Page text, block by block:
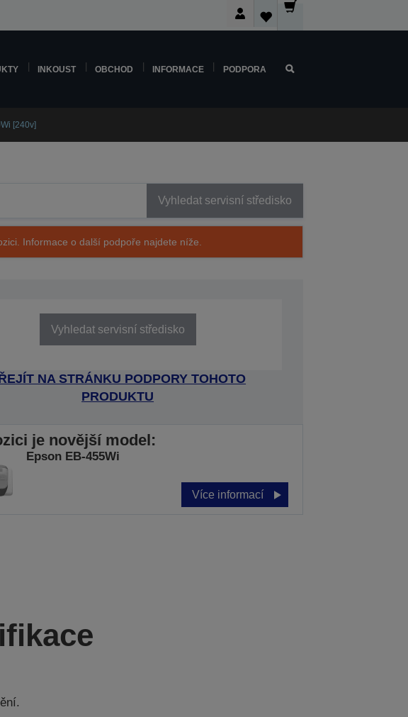
INKOUST OBCHOD INFORMACE PODPORA
[240v]
Vyhledat servisní středisko
Informace o další podpoře najdete níže.
Vyhledat servisní středisko
NA STRÁNKU PODPORY TOHOTO
PRODUKTU
je novější model:
Epson EB-455Wi
Více informací